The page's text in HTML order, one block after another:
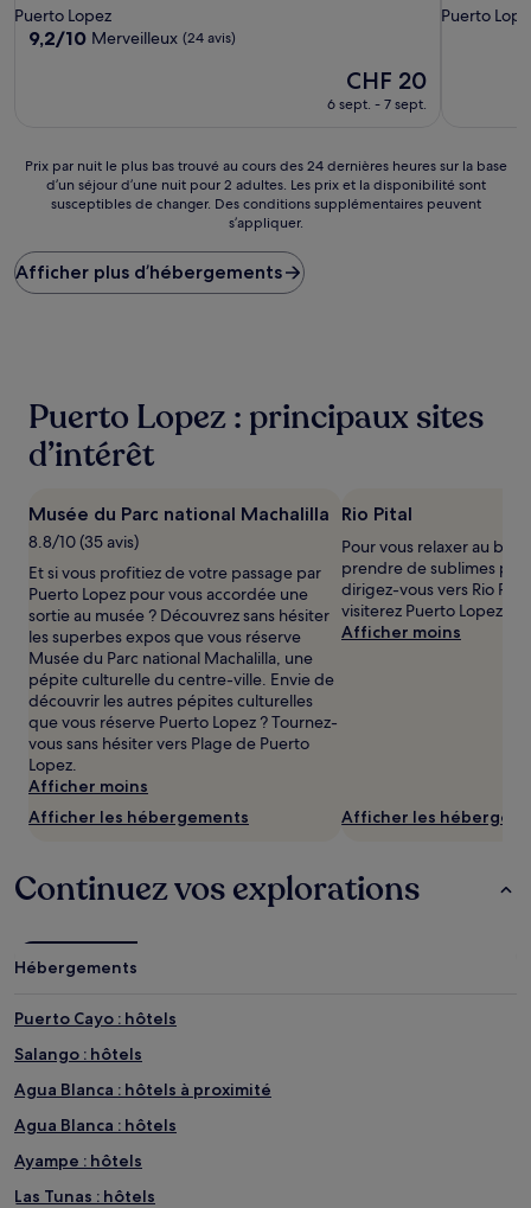
2.5 étoiles
Puerto Lopez
9.2
9,2/10 Merveilleux (24 avis)
Le
nouveau
prix
de
CHF 20
CHF 20
6 sept. - 7 sept.
2.0 étoiles
Puerto
Prix
plus
bas
trouvé
heures
sur
base
séjour
nuit
pour
2 adultes.
Les
prix
disponibilité
sont
susceptibles
de
changer.
conditions
s’appliquer.
Prix par nuit le plus bas trouvé au cours des 24 dernières heures sur la base
d’un séjour d’une nuit pour 2 adultes. Les prix et la disponibilité sont
susceptibles de changer. Des conditions supplémentaires peuvent
s’appliquer.
Afficher plus d’hébergements
Puerto Lopez : principaux sites
d’intérêt
Musée du Parc national Machalilla
8.8/10 (35 avis)
Et si vous profitiez de votre passage par
Puerto Lopez pour vous accordée une
sortie au musée ? Découvrez sans hésiter
les superbes expos que vous réserve
Musée du Parc national Machalilla, une
pépite culturelle du centre-ville. Envie de
découvrir les autres pépites culturelles
que vous réserve Puerto Lopez ? Tournez-
vous sans hésiter vers Plage de Puerto
Lopez.
Afficher moins
Afficher les hébergements
Rio Pital
Pour vous relaxer au
prendre de sublimes
dirigez-vous vers Rio
visiterez Puerto Lopez.
Afficher moins
Afficher les
Continuez vos explorations
Hébergements
Puerto Cayo : hôtels
Salango : hôtels
Agua Blanca : hôtels à proximité
Agua Blanca : hôtels
Ayampe : hôtels
Las Tunas : hôtels